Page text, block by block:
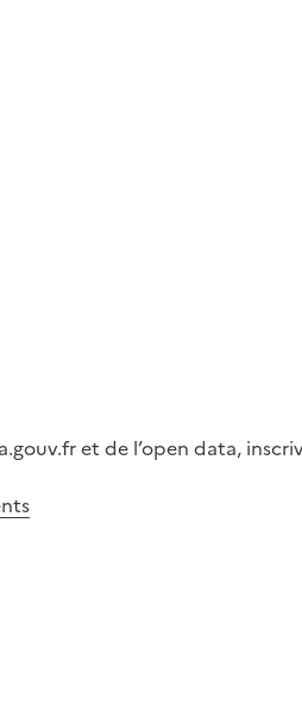
et de l’open data,